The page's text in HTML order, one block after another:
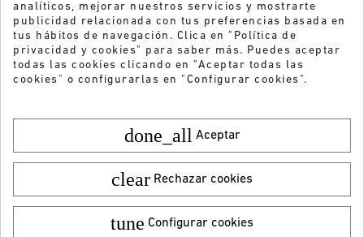
QUEROL
Bolso querol de mano...
analíticos, mejorar nuestros servicios y mostrarte
publicidad relacionada con tus preferencias basada en
tus hábitos de navegación. Clica en "Política de
privacidad y cookies" para saber más. Puedes aceptar
todas las cookies clicando en "Aceptar todas las
cookies" o configurarlas en "Configurar cookies".
done_all Aceptar
clear Rechazar cookies
tune Configurar cookies